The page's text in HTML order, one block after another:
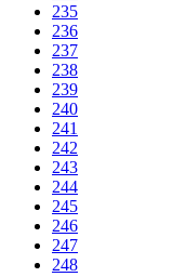
235
236
237
238
239
240
241
242
243
244
245
246
247
248